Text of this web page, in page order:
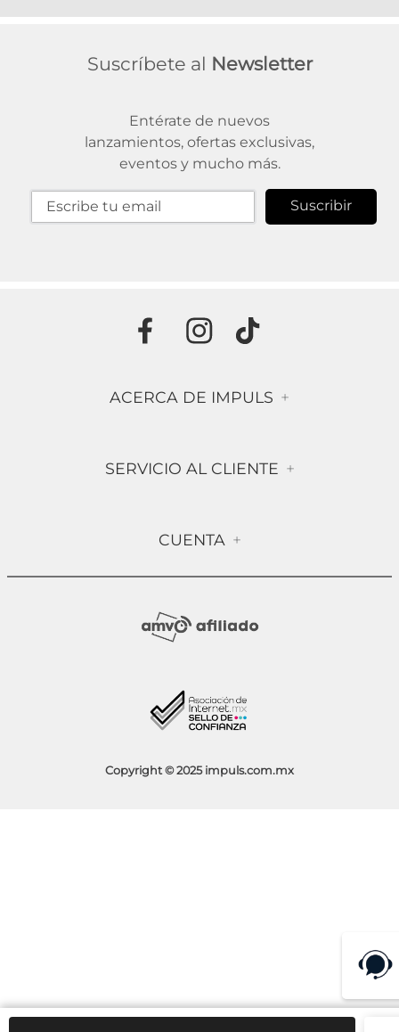
Suscríbete al Newsletter
Entérate de nuevos
lanzamientos, ofertas exclusivas,
eventos y mucho más.
Suscribir
ACERCA DE IMPULS +
Contáctanos
Compra Segura
Sucursales
SERVICIO AL CLIENTE +
Política de Devolución
Aviso de Privacidad
CUENTA +
Socios Impuls
Copyright © 2025 impuls.com.mx